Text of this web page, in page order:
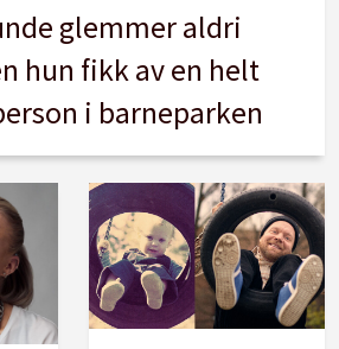
glemmer aldri
hun fikk av en helt
i barneparken